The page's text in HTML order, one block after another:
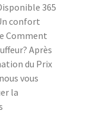
365
confort
Comment
Après
du Prix
vous
la